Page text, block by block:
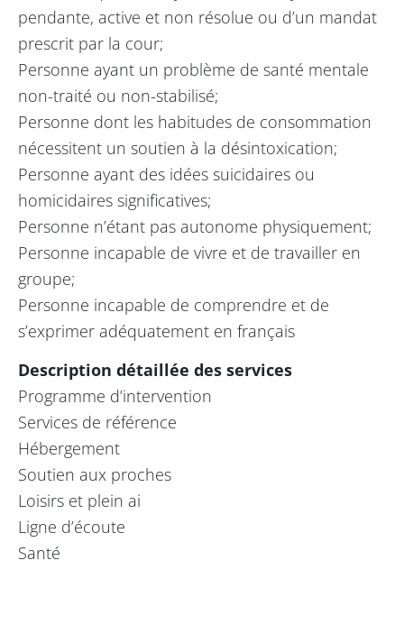
pendante, active et non résolue ou d’un mandat
prescrit par la cour;
Personne ayant un problème de santé mentale
non-traité ou non-stabilisé;
Personne dont les habitudes de consommation
nécessitent un soutien à la désintoxication;
Personne ayant des idées suicidaires ou
homicidaires significatives;
Personne n’étant pas autonome physiquement;
Personne incapable de vivre et de travailler en
groupe;
Personne incapable de comprendre et de
s’exprimer adéquatement en français
Description détaillée des services
Programme d’intervention
Services de référence
Hébergement
Soutien aux proches
Loisirs et plein ai
Ligne d’écoute
Santé